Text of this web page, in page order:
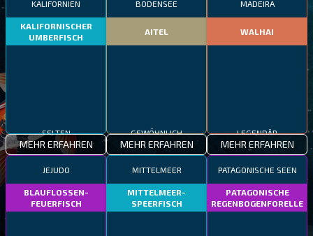
KALIFORNIEN
KALIFORNISCHER
UMBERFISCH
SELTEN
MEHR ERFAHREN
BODENSEE
AITEL
GEWÖHNLICH
MEHR ERFAHREN
MADEIRA
WALHAI
LEGENDÄR
MEHR ERFAHREN
JEJUDO
BLAUFLOSSEN-
FEUERFISCH
MITTELMEER
MITTELMEER-
SPEERFISCH
PATAGONISCHE SEEN
PATAGONISCHE
REGENBOGENFORELLE